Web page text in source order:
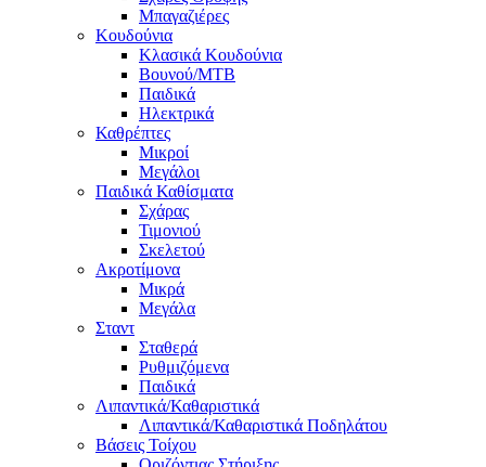
Μπαγαζιέρες
Κουδούνια
Κλασικά Κουδούνια
Βουνού/MTB
Παιδικά
Ηλεκτρικά
Καθρέπτες
Μικροί
Μεγάλοι
Παιδικά Καθίσματα
Σχάρας
Τιμονιού
Σκελετού
Ακροτίμονα
Μικρά
Μεγάλα
Σταντ
Σταθερά
Ρυθμιζόμενα
Παιδικά
Λιπαντικά/Καθαριστικά
Λιπαντικά/Καθαριστικά Ποδηλάτου
Βάσεις Τοίχου